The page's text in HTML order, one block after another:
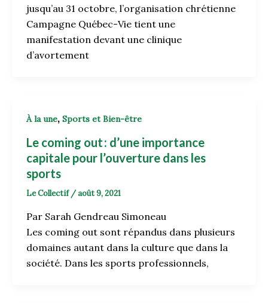
jusqu’au 31 octobre, l’organisation chrétienne
Campagne Québec-Vie tient une
manifestation devant une clinique
d’avortement
À la une, Sports et Bien-être
Le coming out : d’une importance
capitale pour l’ouverture dans les
sports
Le Collectif /août 9, 2021
Par Sarah Gendreau Simoneau
Les coming out sont répandus dans plusieurs
domaines autant dans la culture que dans la
société. Dans les sports professionnels,